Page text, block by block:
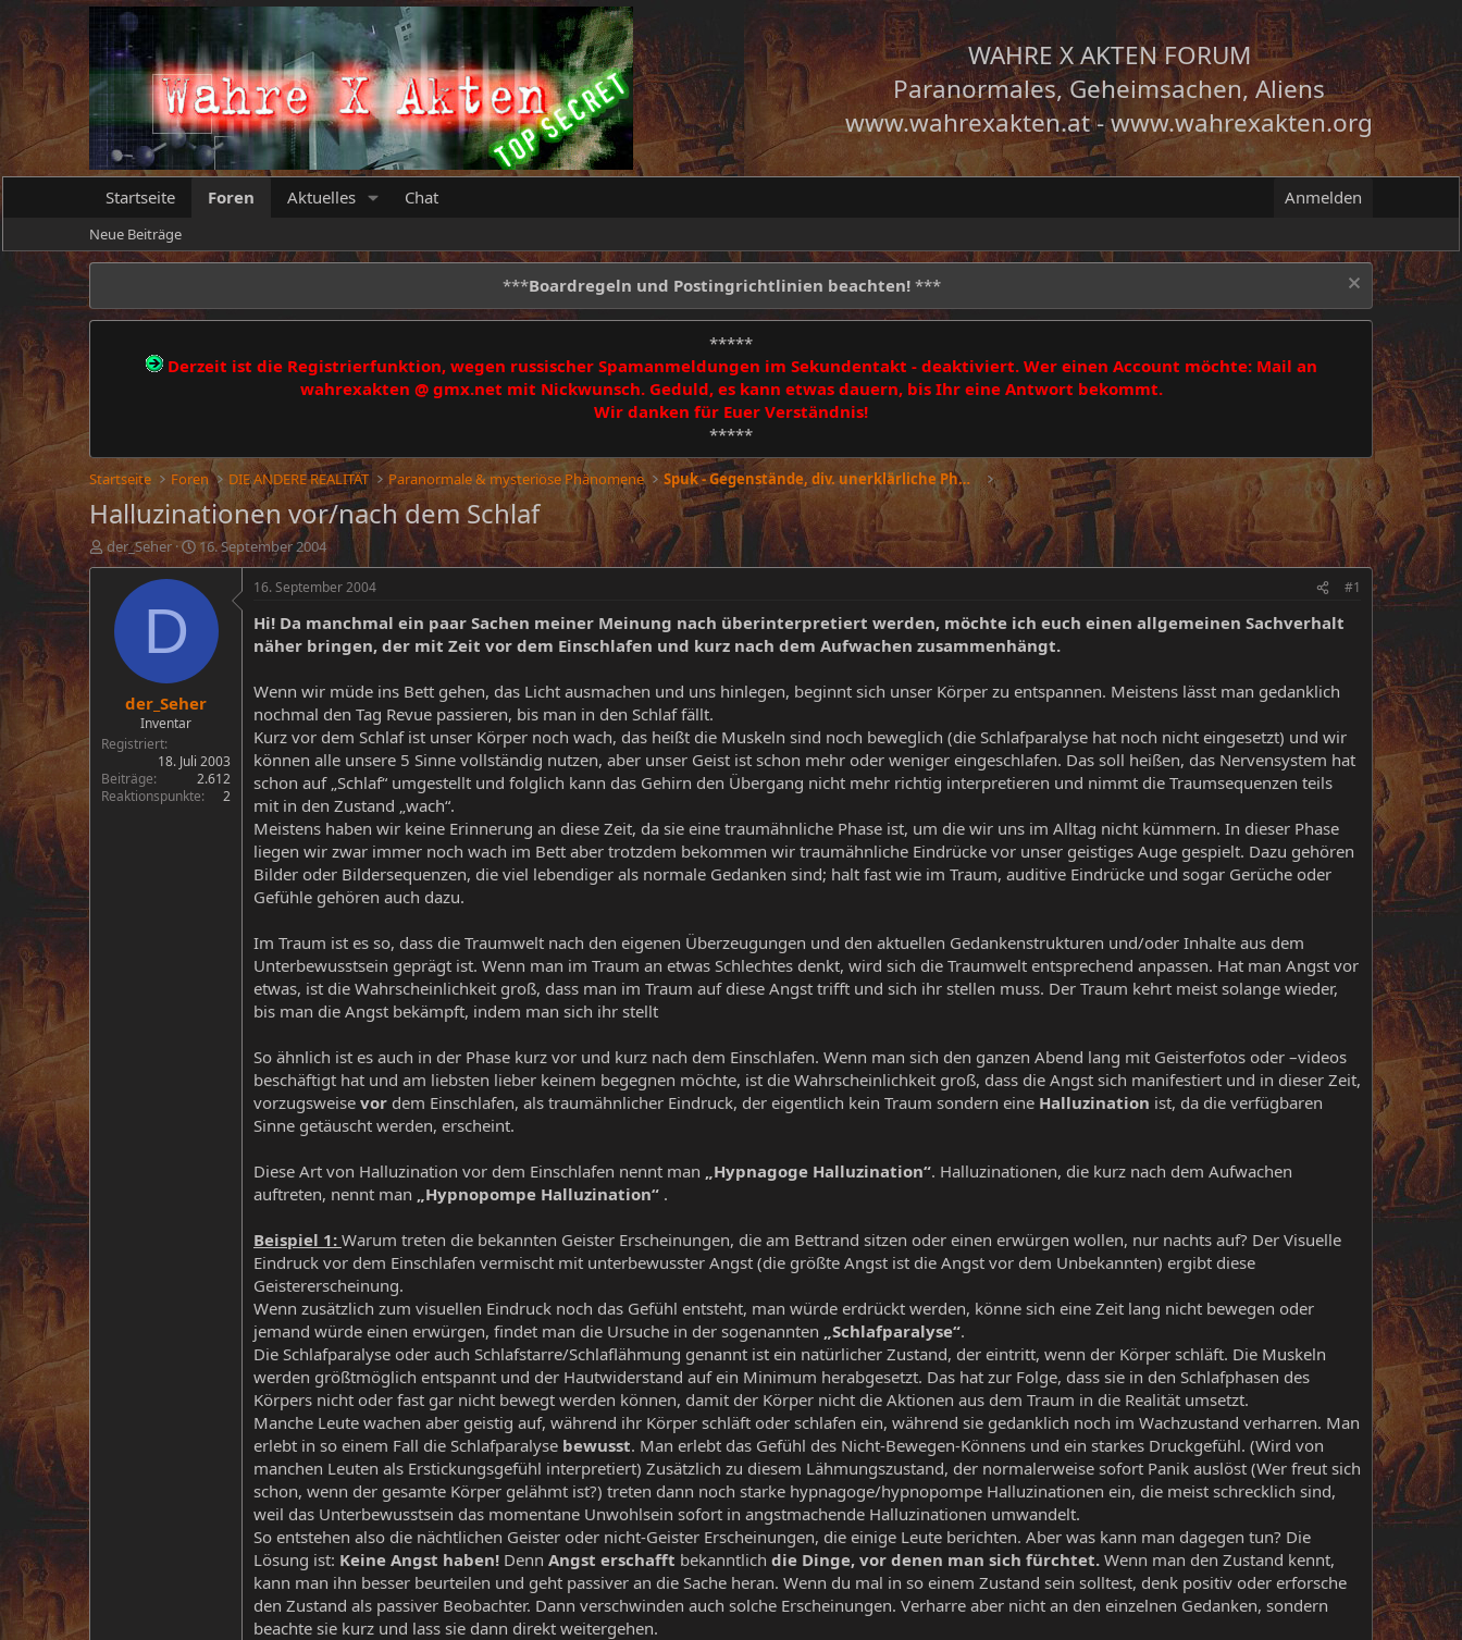
WAHRE X AKTEN FORUM
Paranormales, Geheimsachen, Aliens
www.wahrexakten.at-www.wahrexakten.org
Startseite Foren Aktuelles Chat Anmelden
Neue Beiträge
***Boardregeln und Postingrichtlinien beachten! ***
*****
Derzeit ist die Registrierfunktion, wegen russischer Spamanmeldungen im Sekundentakt - deaktiviert. Wer einen Account möchte: Mail an
wahrexakten @ gmx.net mit Nickwunsch. Geduld, es kann etwas dauern, bis Ihr eine Antwort bekommt.
Wir danken für Euer Verständnis!
*****
Startseite Foren DIE ANDERE REALITÄT Paranormale & mysteriöse Phänomene Spuk - Gegenstände, div. unerklärliche Phänomene
Halluzinationen vor/nach dem Schlaf
E
r
der_Seher
E
r
a
16. September 2004
D
der_Seher
Inventar
Registriert
18. Juli 2003
Beiträge
2.612
Reaktionspunkte
2
16. September 2004 #1
Hi! Da manchmal ein paar Sachen meiner Meinung nach überinterpretiert werden, möchte ich euch einen allgemeinen Sachverhalt
näher bringen, der mit Zeit vor dem Einschlafen und kurz nach dem Aufwachen zusammenhängt.
Wenn wir müde ins Bett gehen, das Licht ausmachen und uns hinlegen, beginnt sich unser Körper zu entspannen. Meistens lässt man gedanklich
nochmal den Tag Revue passieren, bis man in den Schlaf fällt.
Kurz vor dem Schlaf ist unser Körper noch wach, das heißt die Muskeln sind noch beweglich (die Schlafparalyse hat noch nicht eingesetzt) und wir
können alle unsere 5 Sinne vollständig nutzen, aber unser Geist ist schon mehr oder weniger eingeschlafen. Das soll heißen, das Nervensystem hat
schon auf „Schlaf“ umgestellt und folglich kann das Gehirn den Übergang nicht mehr richtig interpretieren und nimmt die Traumsequenzen teils
mit in den Zustand „wach“.
Meistens haben wir keine Erinnerung an diese Zeit, da sie eine traumähnliche Phase ist, um die wir uns im Alltag nicht kümmern. In dieser Phase
liegen wir zwar immer noch wach im Bett aber trotzdem bekommen wir traumähnliche Eindrücke vor unser geistiges Auge gespielt. Dazu gehören
Bilder oder Bildersequenzen, die viel lebendiger als normale Gedanken sind; halt fast wie im Traum, auditive Eindrücke und sogar Gerüche oder
Gefühle gehören auch dazu.
Im Traum ist es so, dass die Traumwelt nach den eigenen Überzeugungen und den aktuellen Gedankenstrukturen und/oder Inhalte aus dem
Unterbewusstsein geprägt ist. Wenn man im Traum an etwas Schlechtes denkt, wird sich die Traumwelt entsprechend anpassen. Hat man Angst vor
etwas, ist die Wahrscheinlichkeit groß, dass man im Traum auf diese Angst trifft und sich ihr stellen muss. Der Traum kehrt meist solange wieder,
bis man die Angst bekämpft, indem man sich ihr stellt
So ähnlich ist es auch in der Phase kurz vor und kurz nach dem Einschlafen. Wenn man sich den ganzen Abend lang mit Geisterfotos oder –videos
beschäftigt hat und am liebsten lieber keinem begegnen möchte, ist die Wahrscheinlichkeit groß, dass die Angst sich manifestiert und in dieser Zeit,
vorzugsweise vor dem Einschlafen, als traumähnlicher Eindruck, der eigentlich kein Traum sondern eine Halluzination ist, da die verfügbaren
Sinne getäuscht werden, erscheint.
Diese Art von Halluzination vor dem Einschlafen nennt man „Hypnagoge Halluzination“. Halluzinationen, die kurz nach dem Aufwachen
auftreten, nennt man „Hypnopompe Halluzination“ .
Beispiel 1: Warum treten die bekannten Geister Erscheinungen, die am Bettrand sitzen oder einen erwürgen wollen, nur nachts auf? Der Visuelle
Eindruck vor dem Einschlafen vermischt mit unterbewusster Angst (die größte Angst ist die Angst vor dem Unbekannten) ergibt diese
Geistererscheinung.
Wenn zusätzlich zum visuellen Eindruck noch das Gefühl entsteht, man würde erdrückt werden, könne sich eine Zeit lang nicht bewegen oder
jemand würde einen erwürgen, findet man die Ursuche in der sogenannten „Schlafparalyse“.
Die Schlafparalyse oder auch Schlafstarre/Schlaflähmung genannt ist ein natürlicher Zustand, der eintritt, wenn der Körper schläft. Die Muskeln
werden größtmöglich entspannt und der Hautwiderstand auf ein Minimum herabgesetzt. Das hat zur Folge, dass sie in den Schlafphasen des
Körpers nicht oder fast gar nicht bewegt werden können, damit der Körper nicht die Aktionen aus dem Traum in die Realität umsetzt.
Manche Leute wachen aber geistig auf, während ihr Körper schläft oder schlafen ein, während sie gedanklich noch im Wachzustand verharren. Man
erlebt in so einem Fall die Schlafparalyse bewusst. Man erlebt das Gefühl des Nicht-Bewegen-Könnens und ein starkes Druckgefühl. (Wird von
manchen Leuten als Erstickungsgefühl interpretiert) Zusätzlich zu diesem Lähmungszustand, der normalerweise sofort Panik auslöst (Wer freut sich
schon, wenn der gesamte Körper gelähmt ist?) treten dann noch starke hypnagoge/hypnopompe Halluzinationen ein, die meist schrecklich sind,
weil das Unterbewusstsein das momentane Unwohlsein sofort in angstmachende Halluzinationen umwandelt.
So entstehen also die nächtlichen Geister oder nicht-Geister Erscheinungen, die einige Leute berichten. Aber was kann man dagegen tun? Die
Lösung ist: Keine Angst haben! Denn Angst erschafft bekanntlich die Dinge, vor denen man sich fürchtet. Wenn man den Zustand kennt,
kann man ihn besser beurteilen und geht passiver an die Sache heran. Wenn du mal in so einem Zustand sein solltest, denk positiv oder erforsche
den Zustand als passiver Beobachter. Dann verschwinden auch solche Erscheinungen. Verharre aber nicht an den einzelnen Gedanken, sondern
beachte sie kurz und lass sie dann direkt weitergehen.